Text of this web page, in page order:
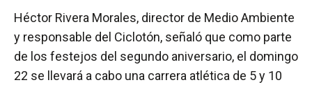
Héctor Rivera Morales, director de Medio Ambiente
y responsable del Ciclotón, señaló que como parte
de los festejos del segundo aniversario, el domingo
22 se llevará a cabo una carrera atlética de 5 y 10